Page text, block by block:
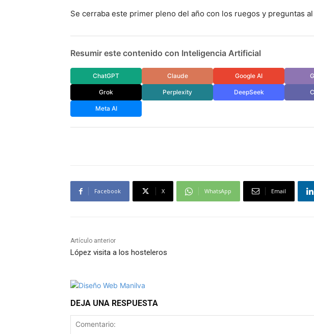
Se cerraba este primer pleno del año con los ruegos y preguntas
Resumir este contenido con Inteligencia Artificial
ChatGPT Claude Google AI
Grok Perplexity DeepSeek
Meta AI
Facebook X WhatsApp Email
Artículo anterior
López visita a los hosteleros
DEJA UNA RESPUESTA